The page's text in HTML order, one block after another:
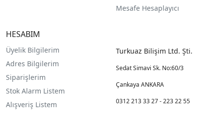
Mesafe Hesaplayıcı
HESABIM
Üyelik Bilgilerim
Adres Bilgilerim
Siparişlerim
Stok Alarm Listem
Alışveriş Listem
Turkuaz Bilişim Ltd. Şti.
Sedat Simavi Sk. No:60/3
Çankaya ANKARA
0312 213 33 27 - 223 22 55